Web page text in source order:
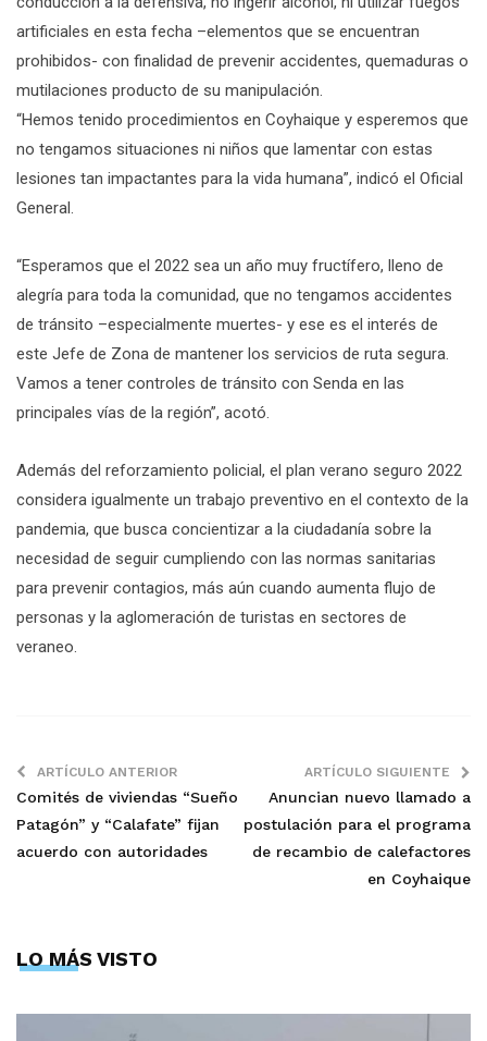
artificiales en esta fecha –elementos que se encuentran
prohibidos- con finalidad de prevenir accidentes, quemaduras o
mutilaciones producto de su manipulación.
“Hemos tenido procedimientos en Coyhaique y esperemos que
no tengamos situaciones ni niños que lamentar con estas
lesiones tan impactantes para la vida humana”, indicó el Oficial
General.
“Esperamos que el 2022 sea un año muy fructífero, lleno de
alegría para toda la comunidad, que no tengamos accidentes
de tránsito –especialmente muertes- y ese es el interés de
este Jefe de Zona de mantener los servicios de ruta segura.
Vamos a tener controles de tránsito con Senda en las
principales vías de la región”, acotó.
Además del reforzamiento policial, el plan verano seguro 2022
considera igualmente un trabajo preventivo en el contexto de la
pandemia, que busca concientizar a la ciudadanía sobre la
necesidad de seguir cumpliendo con las normas sanitarias
para prevenir contagios, más aún cuando aumenta flujo de
personas y la aglomeración de turistas en sectores de
veraneo.
ARTÍCULO ANTERIOR
Comités de viviendas “Sueño
Patagón” y “Calafate” fijan
acuerdo con autoridades
ARTÍCULO SIGUIENTE
Anuncian nuevo llamado a
postulación para el programa
de recambio de calefactores
en Coyhaique
LO MÁS VISTO